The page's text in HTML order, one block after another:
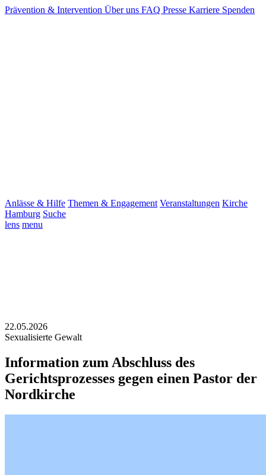
Prävention & Intervention Über uns FAQ Presse Karriere Spenden
Anlässe & Hilfe Themen & Engagement Veranstaltungen Kirche
Hamburg Suche
lens menu
22.05.2026
Sexualisierte Gewalt
Information zum Abschluss des
Gerichtsprozesses gegen einen Pastor der
Nordkirche